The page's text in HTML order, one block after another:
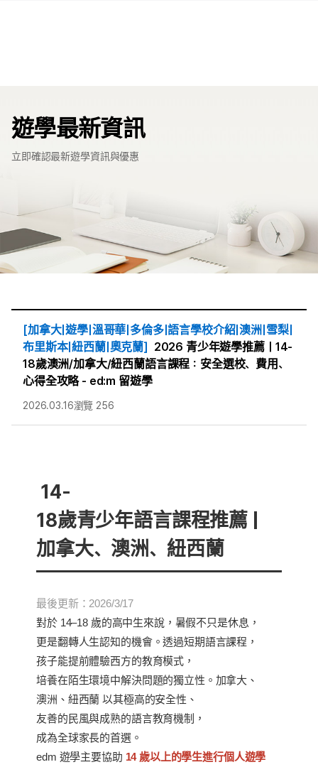
遊學最新資訊
立即確認最新遊學資訊與優惠
[加拿大|遊學|溫哥華|多倫多|語言學校介紹|澳洲|雪梨|
布里斯本|紐西蘭|奧克蘭] 2026 青少年遊學推薦｜14-
18歲澳洲/加拿大/紐西蘭語言課程：安全選校、費用、
心得全攻略 - ed:m 留遊學
2026.03.16瀏覽 256
14-
18歲青少年語言課程推薦
加拿大、澳洲、紐西蘭
最後更新：2026/3/17
對於 14–18 歲的高中生來說，暑假不只是休息，
更是翻轉人生認知的機會。透過短期語言課程，
孩子能提前體驗西方的教育模式，
培養在陌生環境中解決問題的獨立性。加拿大、
澳洲、紐西蘭 以其極高的安全性、
友善的民風與成熟的語言教育機制，
成為全球家長的首選。
edm 遊學主要協助 14 歲以上的學生進行個人遊學